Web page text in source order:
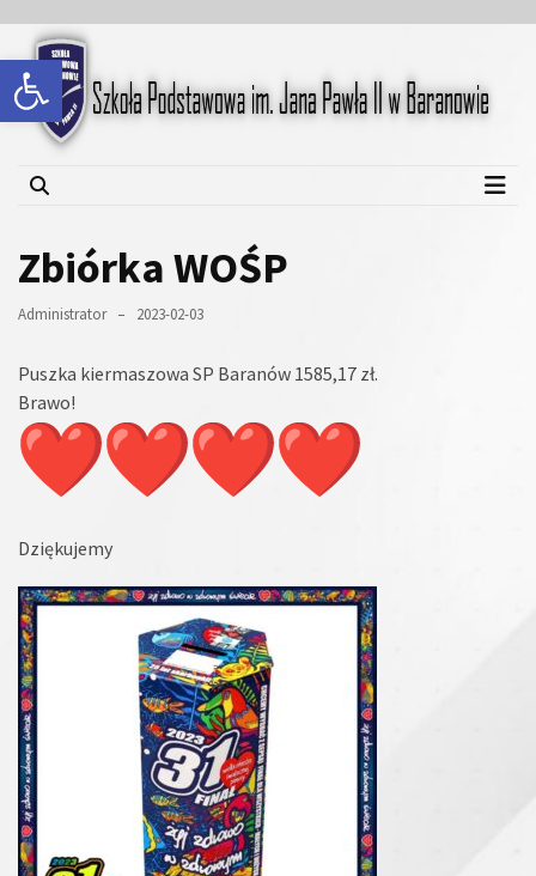
Open toolbar
content
content
Szkoła Podstawowa im.
Jana Pawła II w Baranowie
Zbiórka WOŚP
Administrator 2023-02-03
Puszka kiermaszowa SP Baranów 1585,17 zł.
Brawo!
Dziękujemy